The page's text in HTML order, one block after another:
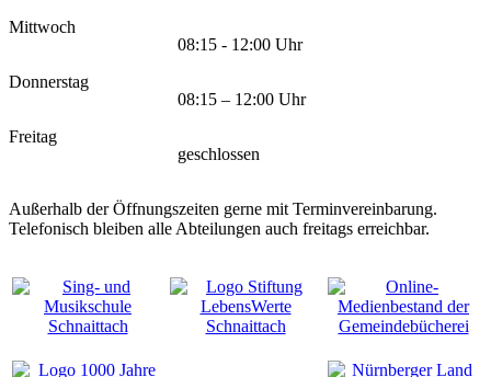
Mittwoch
08:15 - 12:00 Uhr
Donnerstag
08:15 – 12:00 Uhr
Freitag
geschlossen
Außerhalb der Öffnungszeiten gerne mit Terminvereinbarung.
Telefonisch bleiben alle Abteilungen auch freitags erreichbar.